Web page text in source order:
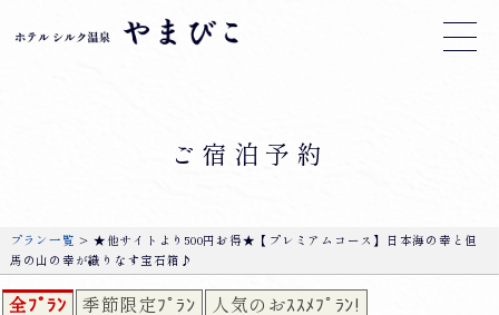
ご宿泊予約
プラン一覧 > ★他サイトより500円お得★【プレミアムコース】日本海の幸と但
馬の山の幸が織りなす宝石箱♪
全ﾌﾟﾗﾝ 季節限定ﾌﾟﾗﾝ 人気のおｽｽﾒﾌﾟﾗﾝ!